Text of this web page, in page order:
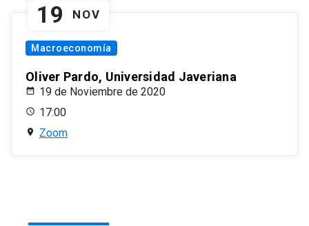
19 NOV
Macroeconomía
Oliver Pardo, Universidad Javeriana
19 de Noviembre de 2020
17:00
Zoom